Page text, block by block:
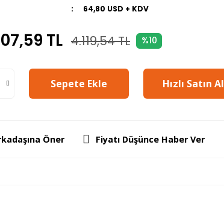
64,80 USD + KDV
TL 4.119,54 TL %10
Sepete Ekle Hızlı Satın Al
Öner Fiyatı Düşünce Haber Ver